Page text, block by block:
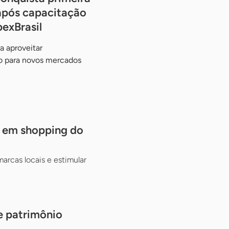
capacitação
aproveitar
para novos mercados
shopping do
locais e estimular
patrimônio